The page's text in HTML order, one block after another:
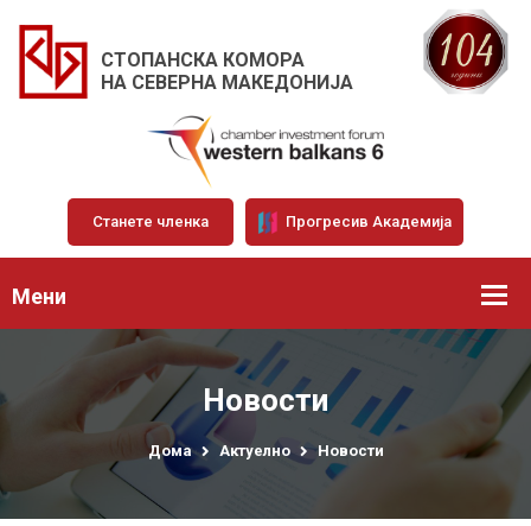
СТОПАНСКА КОМОРА
НА СЕВЕРНА МАКЕДОНИЈА
Станете членка Прогресив Академија
Мени
Новости
Дома Актуелно Новости